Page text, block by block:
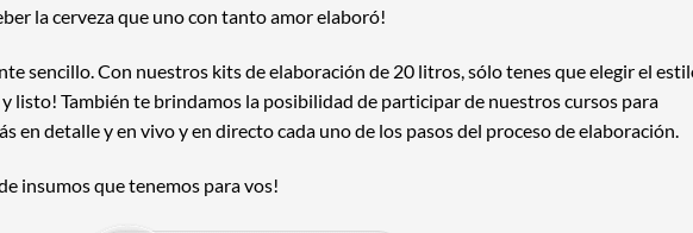
la cerveza que uno con tanto amor elaboró!
sencillo. Con nuestros kits de elaboración de 20 litros, sólo tenes que elegir el
listo! También te brindamos la posibilidad de participar de nuestros cursos para
en detalle y en vivo y en directo cada uno de los pasos del proceso de elaboración.
insumos que tenemos para vos!